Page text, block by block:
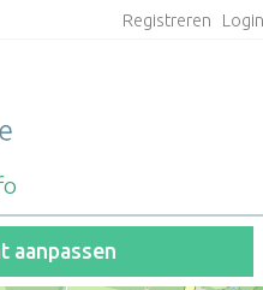
Registreren
aanpassen